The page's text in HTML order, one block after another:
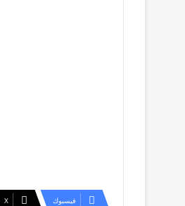
فيسبوك ‫X